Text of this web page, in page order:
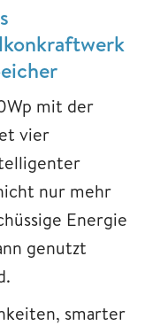
mit der
vier
nur mehr
Energie
genutzt
smarter